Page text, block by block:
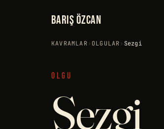
BARIŞ ÖZCAN
KAVRAMLAR› OLGULAR› Sezgi
OLGU
Sezgi